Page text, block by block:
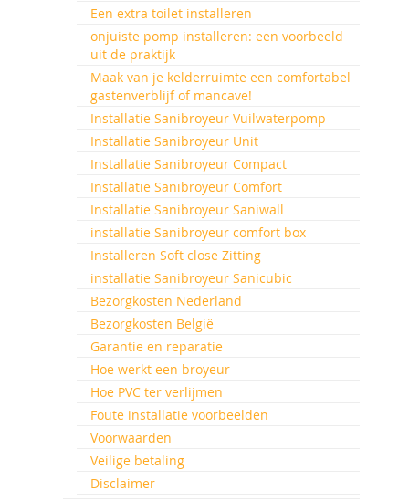
Een extra toilet installeren
onjuiste pomp installeren: een voorbeeld
uit de praktijk
Maak van je kelderruimte een comfortabel
gastenverblijf of mancave!
Installatie Sanibroyeur Vuilwaterpomp
Installatie Sanibroyeur Unit
Installatie Sanibroyeur Compact
Installatie Sanibroyeur Comfort
Installatie Sanibroyeur Saniwall
installatie Sanibroyeur comfort box
Installeren Soft close Zitting
installatie Sanibroyeur Sanicubic
Bezorgkosten Nederland
Bezorgkosten België
Garantie en reparatie
Hoe werkt een broyeur
Hoe PVC ter verlijmen
Foute installatie voorbeelden
Voorwaarden
Veilige betaling
Disclaimer